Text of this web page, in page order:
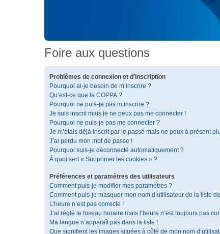
Foire aux questions
Problèmes de connexion et d’inscription
Pourquoi ai-je besoin de m’inscrire ?
Qu’est-ce que la COPPA ?
Pourquoi ne puis-je pas m’inscrire ?
Je suis inscrit mais je ne peux pas me connecter !
Pourquoi ne puis-je pas me connecter ?
Je m’étais déjà inscrit par le passé mais ne peux à présent
J’ai perdu mon mot de passe !
Pourquoi suis-je déconnecté automatiquement ?
À quoi sert « Supprimer les cookies » ?
Préférences et paramètres des utilisateurs
Comment puis-je modifier mes paramètres ?
Comment puis-je masquer mon nom d’utilisateur de la liste
L’heure n’est pas correcte !
J’ai réglé le fuseau horaire mais l’heure n’est toujours pas
Ma langue n’apparaît pas dans la liste !
Que signifient les images situées à côté de mon nom